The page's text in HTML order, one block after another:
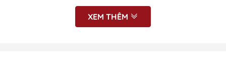
tay”, phản hồi nhanh, chuẩn xác.
XEM THÊM